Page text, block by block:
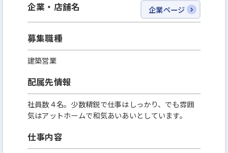
企業・店舗名 企業ページ
募集職種
建築営業
配属先情報
社員数４名。少数精鋭で仕事はしっかり、でも雰囲
気はアットホームで和気あいあいとしています。
仕事内容